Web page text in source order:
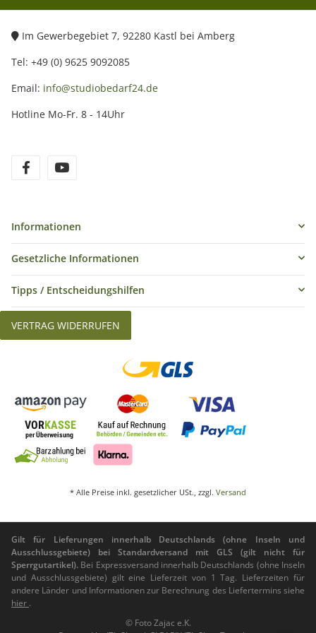
Im Gewerbegebiet 7, 92280 Kastl bei Amberg
Tel: +49 (0) 9625 9092085
Email: info@studiobedarf24.de
Hotline Mo-Fr. 8 - 14Uhr
Informationen
Gesetzliche Informationen
Tipps / Entscheidungshilfen
VERTRAG WIDERRUFEN
* Alle Preise inkl. gesetzlicher USt., zzgl. Versand
Gilt für Lieferungen innerhalb Deutschlands (ohne Inseln und
Ausschlussgebiete) bei Standardversand mit GLS (gilt nicht für
Sperrgutartikel). Bei Expressversand innerhalb Deutschlands (ohne Inseln
und Ausschlussgebiete) gilt eine Lieferzeit von 1 Tag. Lieferzeiten für
andere Länder und Informationen zur Berechnung des Liefertermins siehe
hier .
© Foto Zajac e.K.